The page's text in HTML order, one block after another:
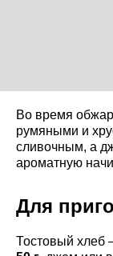
Во время
румяными и
сливочным, а
ароматную
Для
Тостовый хлеб